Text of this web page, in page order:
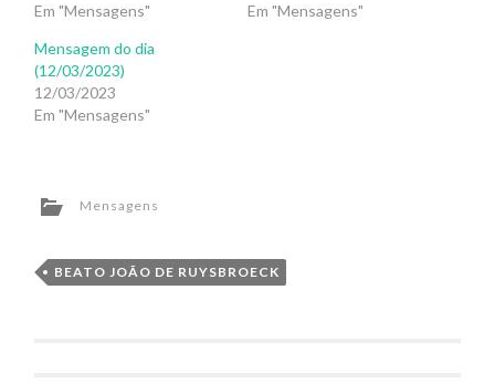
Em "Mensagens"
Em "Mensagens"
Mensagem do dia
(12/03/2023)
12/03/2023
Em "Mensagens"
Mensagens
BEATO JOÃO DE RUYSBROECK